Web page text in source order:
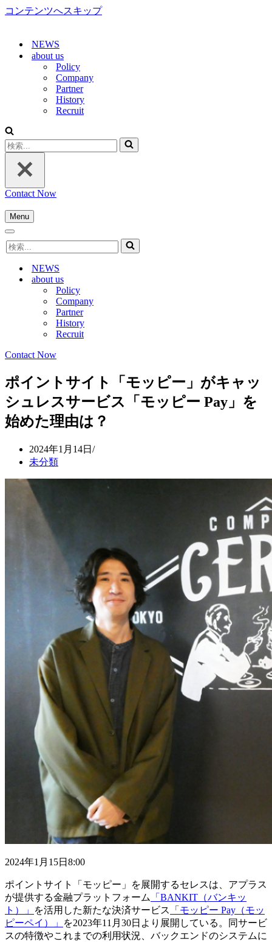
コンテンツへスキップ
NEWS
about us
Policy
Company
Partner
History
Recruit
検
索...
Contact Now
Menu
ナ
ゲ
シ
ョ
ナ
ビ
検
索...
NEWS
about us
Policy
Company
Partner
History
Recruit
Contact Now
ポイントサイト「モッピー」がキャッ
シュレスサービス「モッピー Pay」を
始めた理由は？
2024年1月14日
未分類
2024年1月15日8:00
ポイントサイト「モッピー」を展開するセレスは、アプラス
が提供する金融プラットフォーム
「BANKIT（バンキッ
ト）」
を活用した新たな決済サービス
「モッピー Pay（モッ
ピーペイ）」
を2023年11月30日より展開している。同サービ
スの特徴やこれまでの利用状況、バックエンドのシステムに